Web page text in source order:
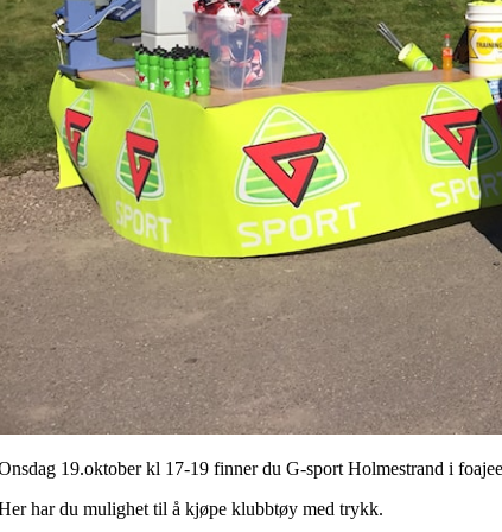
19.oktober kl 17-19 finner du G-sport Holmestrand i
har du mulighet til å kjøpe klubbtøy med trykk.